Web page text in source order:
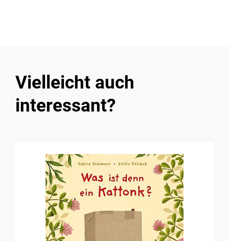
Vielleicht auch
interessant?